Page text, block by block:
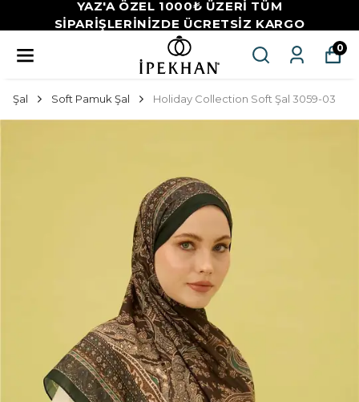
YAZ'A ÖZEL 1000₺ ÜZERİ TÜM
SİPARİŞLERİNİZDE ÜCRETSİZ KARGO
0
Şal Soft Pamuk Şal Holiday Collection Soft Şal 3059-03